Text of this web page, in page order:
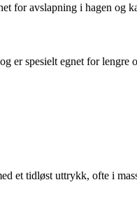
for avslapning i hagen og
er spesielt egnet for lengre
et tidløst uttrykk, ofte i